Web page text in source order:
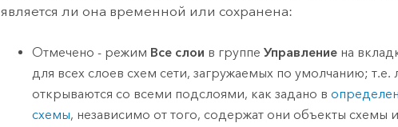
является ли она временной или сохранена:
Отмечено - режим Все слои в группе Управлениена
для всех слоев схем сети, загружаемых по умолчанию;
открываются со всеми подслоями, как задано в
схемы, независимо от того, содержат они объекты схемы